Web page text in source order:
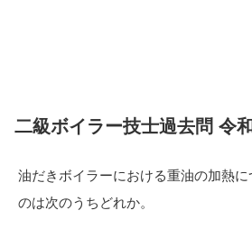
二級ボイラー技士過去問 令
油だきボイラーにおける重油の加熱
のは次のうちどれか。